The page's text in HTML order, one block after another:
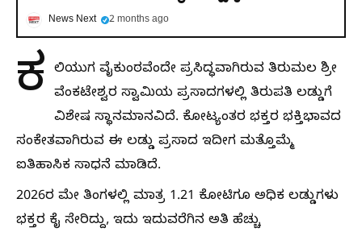
News Next 2 months ago
ಕ ಲಿಯುಗ ವೈಕುಂಠವೆಂದೇ ಪ್ರಸಿದ್ಧವಾಗಿರುವ ತಿರುಮಲ ಶ್ರೀ
ವೆಂಕಟೇಶ್ವರ ಸ್ವಾಮಿಯ ಪ್ರಸಾದಗಳಲ್ಲಿ ತಿರುಪತಿ ಲಡ್ಡುಗೆ
ವಿಶೇಷ ಸ್ಥಾನಮಾನವಿದೆ. ಕೋಟ್ಯಂತರ ಭಕ್ತರ ಭಕ್ತಿಭಾವದ
ಸಂಕೇತವಾಗಿರುವ ಈ ಲಡ್ಡು ಪ್ರಸಾದ ಇದೀಗ ಮತ್ತೊಮ್ಮೆ
ಐತಿಹಾಸಿಕ ಸಾಧನೆ ಮಾಡಿದೆ.
2026ರ ಮೇ ತಿಂಗಳಲ್ಲಿ ಮಾತ್ರ 1.21 ಕೋಟಿಗೂ ಅಧಿಕ ಲಡ್ಡುಗಳು
ಭಕ್ತರ ಕೈ ಸೇರಿದ್ದು, ಇದು ಇದುವರೆಗಿನ ಅತಿ ಹೆಚ್ಚು